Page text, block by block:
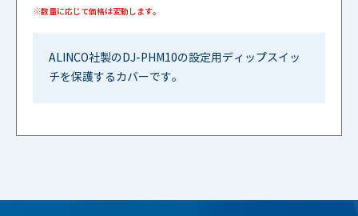
※数量に応じて価格は変動します。
ALINCO社製のDJ-PHM10の設定用ディップスイッ
チを保護するカバーです。